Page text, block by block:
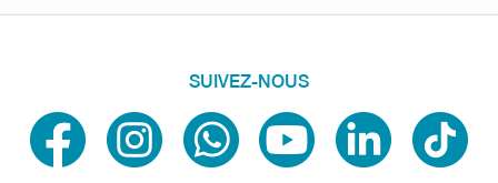
SUIVEZ-NOUS